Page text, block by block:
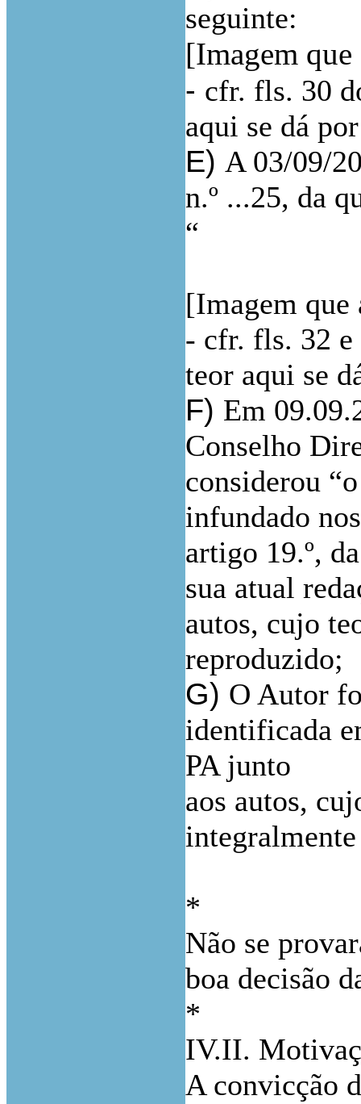
seguinte:
[Imagem
- cfr. fls. 30
aqui se dá
E) A 03/09/
n.º ...25, da
“
[Imagem que
- cfr. fls. 32 e
teor aqui se
F) Em
Conselho
considerou
infundado
artigo 19.º,
sua atual
autos, cujo
reproduzido;
G) O Autor
identificada
PA junto
aos autos,
*
Não se
boa decisão
*
IV.II.
A convicção